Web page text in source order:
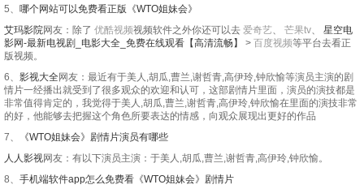
20250731 20250804
20250807 20250811 20250812 20250813
20250814 20250818 20250819 20250820
20250821 20250825 20250826 20250827
20250828 20250901
5、 哪个网站可以免费看正版《WTO姐妹会》
艾玛影院网友：除了 优酷视频视频软件之外你还可以去 爱奇艺、 芒果tv、 星空电
影网-最新电视剧_电影大全_免费在线观看【高清流畅】 > 百度视频等平台去看正
版视频。
6、 影视大全网友：最近有于美人,胡瓜,曹兰,谢哲青,高伊玲,钟欣愉等演员主演的剧
情片一经播出就受到了很多观众的欢迎和认可，这部剧情片里面，演员的演技都是
非常值得肯定的，我觉得于美人,胡瓜,曹兰,谢哲青,高伊玲,钟欣愉在里面的演技非常
的好，他能够去把握这个角色所要表达的情感，向观众展现出更好的作品
7、
《WTO姐妹会》剧情片演员有哪些
人人影视网友：有以下演员主演：于美人,胡瓜,曹兰,谢哲青,高伊玲,钟欣愉。
8、 手机端软件app怎么免费看《WTO姐妹会》剧情片